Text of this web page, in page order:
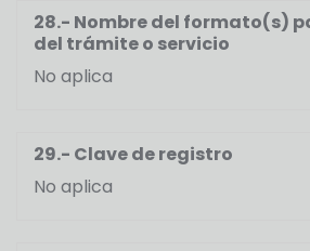
28.- Nombre del formato(s)
del trámite o servicio
No aplica
29.- Clave de registro
No aplica